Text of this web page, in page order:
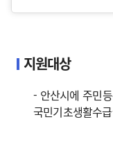
지원대상
- 안산시에 주민
국민기초생활수